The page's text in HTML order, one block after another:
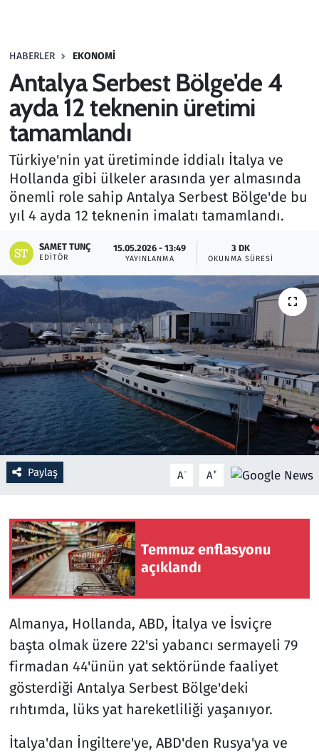
HABERLER EKONOMI
Antalya Serbest Bölge'de 4
ayda 12 teknenin üretimi
tamamlandı
Türkiye'nin yat üretiminde iddialı İtalya ve
Hollanda gibi ülkeler arasında yer almasında
önemli role sahip Antalya Serbest Bölge'de bu
yıl 4 ayda 12 teknenin imalatı tamamlandı.
SAMET TUNÇ
EDITÖR
15.05.2026 - 13:49
YAYINLANMA
3 DK
OKUNMA SÜRESI
Paylaş A- A+
Temmuz enflasyonu
açıklandı
Almanya, Hollanda, ABD, İtalya ve İsviçre
başta olmak üzere 22'si yabancı sermayeli 79
firmadan 44'ünün yat sektöründe faaliyet
gösterdiği Antalya Serbest Bölge'deki
rıhtımda, lüks yat hareketliliği yaşanıyor.
İtalya'dan İngiltere'ye, ABD'den Rusya'ya ve
Haber
Kültür Sanat
Kurumsal Haberler
Lezzet Durağı
Memur ve Kamu
Otomobil
Oyun
Ramazan
Resmi İlanlar
Rüya Tabirleri
Sağlık
Savunma Sanayi
Spor
Teknoloji ve Bilim